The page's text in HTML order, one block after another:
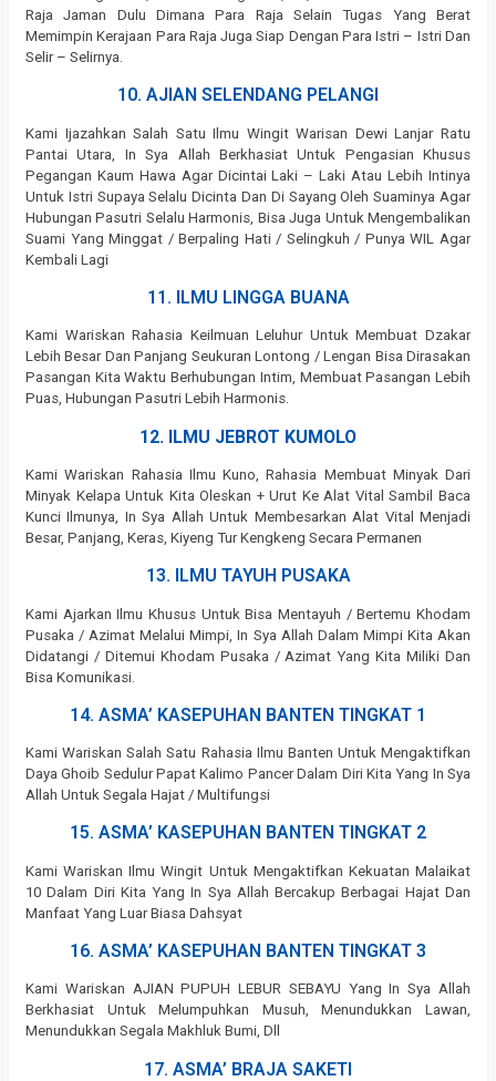
Raja Jaman Dulu Dimana Para Raja Selain Tugas Yang Berat
Memimpin Kerajaan Para Raja Juga Siap Dengan Para Istri – Istri Dan
Selir – Selirnya.
10. AJIAN SELENDANG PELANGI
Kami Ijazahkan Salah Satu Ilmu Wingit Warisan Dewi Lanjar Ratu
Pantai Utara, In Sya Allah Berkhasiat Untuk Pengasian Khusus
Pegangan Kaum Hawa Agar Dicintai Laki – Laki Atau Lebih Intinya
Untuk Istri Supaya Selalu Dicinta Dan Di Sayang Oleh Suaminya Agar
Hubungan Pasutri Selalu Harmonis, Bisa Juga Untuk Mengembalikan
Suami Yang Minggat / Berpaling Hati / Selingkuh / Punya WIL Agar
Kembali Lagi
11. ILMU LINGGA BUANA
Kami Wariskan Rahasia Keilmuan Leluhur Untuk Membuat Dzakar
Lebih Besar Dan Panjang Seukuran Lontong / Lengan Bisa Dirasakan
Pasangan Kita Waktu Berhubungan Intim, Membuat Pasangan Lebih
Puas, Hubungan Pasutri Lebih Harmonis.
12. ILMU JEBROT KUMOLO
Kami Wariskan Rahasia Ilmu Kuno, Rahasia Membuat Minyak Dari
Minyak Kelapa Untuk Kita Oleskan + Urut Ke Alat Vital Sambil Baca
Kunci Ilmunya, In Sya Allah Untuk Membesarkan Alat Vital Menjadi
Besar, Panjang, Keras, Kiyeng Tur Kengkeng Secara Permanen
13. ILMU TAYUH PUSAKA
Kami Ajarkan Ilmu Khusus Untuk Bisa Mentayuh / Bertemu Khodam
Pusaka / Azimat Melalui Mimpi, In Sya Allah Dalam Mimpi Kita Akan
Didatangi / Ditemui Khodam Pusaka / Azimat Yang Kita Miliki Dan
Bisa Komunikasi.
14. ASMA’ KASEPUHAN BANTEN TINGKAT 1
Kami Wariskan Salah Satu Rahasia Ilmu Banten Untuk Mengaktifkan
Daya Ghoib Sedulur Papat Kalimo Pancer Dalam Diri Kita Yang In Sya
Allah Untuk Segala Hajat / Multifungsi
15. ASMA’ KASEPUHAN BANTEN TINGKAT 2
Kami Wariskan Ilmu Wingit Untuk Mengaktifkan Kekuatan Malaikat
10 Dalam Diri Kita Yang In Sya Allah Bercakup Berbagai Hajat Dan
Manfaat Yang Luar Biasa Dahsyat
16. ASMA’ KASEPUHAN BANTEN TINGKAT 3
Kami Wariskan AJIAN PUPUH LEBUR SEBAYU Yang In Sya Allah
Berkhasiat Untuk Melumpuhkan Musuh, Menundukkan Lawan,
Menundukkan Segala Makhluk Bumi, Dll
17. ASMA’ BRAJA SAKETI